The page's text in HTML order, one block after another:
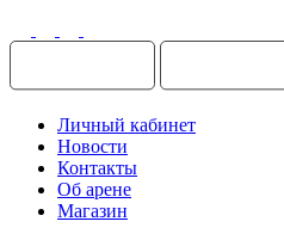
Личный кабинет
Новости
Контакты
Об арене
Магазин